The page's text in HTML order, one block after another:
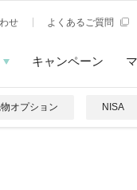
せ よくあるご質問
キャンペーン
オプション NISA